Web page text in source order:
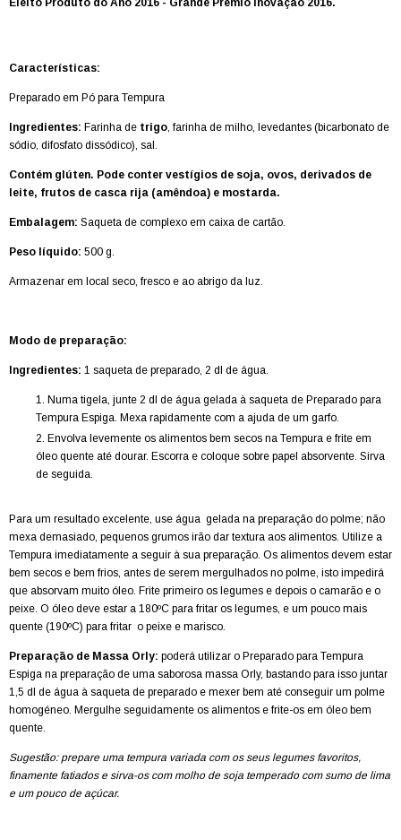
Características:
Preparado em Pó para Tempura
Ingredientes: Farinha de trigo , farinha de milho, levedantes (bicarbonato de
sódio, difosfato dissódico), sal.
Contém glúten. Pode conter vestígios de soja, ovos, derivados de
leite, frutos de casca rija (amêndoa) e mostarda.
Embalagem: Saqueta de complexo em caixa de cartão.
Peso líquido: 500 g.
Armazenar em local seco, fresco e ao abrigo da luz.
Modo de preparação:
Ingredientes: 1 saqueta de preparado, 2 dl de água.
Numa tigela, junte 2 dl de água gelada à saqueta de Preparado para
Tempura Espiga. Mexa rapidamente com a ajuda de um garfo.
Envolva levemente os alimentos bem secos na Tempura e frite em
óleo quente até dourar. Escorra e coloque sobre papel absorvente. Sirva
de seguida.
Para um resultado excelente, use água gelada na preparação do polme; não
mexa demasiado, pequenos grumos irão dar textura aos alimentos. Utilize a
Tempura imediatamente a seguir à sua preparação. Os alimentos devem estar
bem secos e bem frios, antes de serem mergulhados no polme, isto impedirá
que absorvam muito óleo. Frite primeiro os legumes e depois o camarão e o
peixe. O óleo deve estar a 180ºC para fritar os legumes, e um pouco mais
quente (190ºC) para fritar o peixe e marisco.
Preparação de Massa Orly: poderá utilizar o Preparado para Tempura
Espiga na preparação de uma saborosa massa Orly, bastando para isso juntar
1,5 dl de água à saqueta de preparado e mexer bem até conseguir um polme
homogéneo. Mergulhe seguidamente os alimentos e frite-os em óleo bem
quente.
Sugestão: prepare uma tempura variada com os seus legumes favoritos,
finamente fatiados e sirva-os com molho de soja temperado com sumo de lima
e um pouco de açúcar.